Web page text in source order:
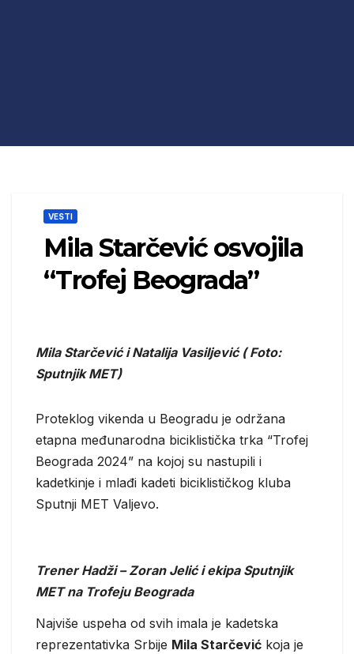
VESTI
Mila Starčević osvojila
“Trofej Beograda”
Mila Starčević i Natalija Vasiljević ( Foto:
Sputnjik MET)
Proteklog vikenda u Beogradu je održana
etapna međunarodna biciklistička trka “Trofej
Beograda 2024” na kojoj su nastupili i
kadetkinje i mlađi kadeti biciklističkog kluba
Sputnji MET Valjevo.
Trener Hadži – Zoran Jelić i ekipa Sputnjik
MET na Trofeju Beograda
Najviše uspeha od svih imala je kadetska
reprezentativka Srbije Mila Starčević koja je